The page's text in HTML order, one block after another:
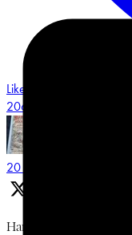
Like on Twitter
2068548487491551658
20 Jun
Hari keempat, Jumat,